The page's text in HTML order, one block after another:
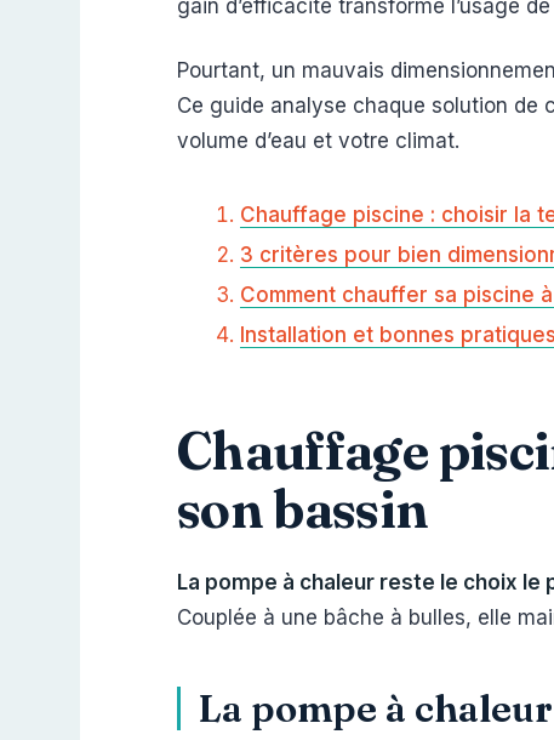
gain d’efficacité transforme l’usage
Pourtant, un mauvais
Ce guide analyse chaque solution de
volume d’eau et votre climat.
Chauffage piscine : choisir la
3 critères pour bien
Comment chauffer sa piscine
Installation et bonnes
Chauffage
son bassin
La pompe à chaleur reste le choix le
Couplée à une bâche à bulles, elle
La pompe à